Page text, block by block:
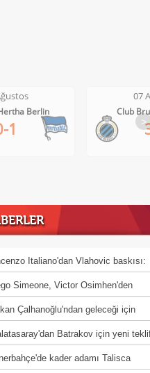
Ağustos
Kortrijk
3-0 >
Italiano'dan Vlahovic baskısı:
Simeone, Victor Osimhen'den
Çalhanoğlu'ndan geleceği için
Batrakov için yeni
kader adamı Talisca